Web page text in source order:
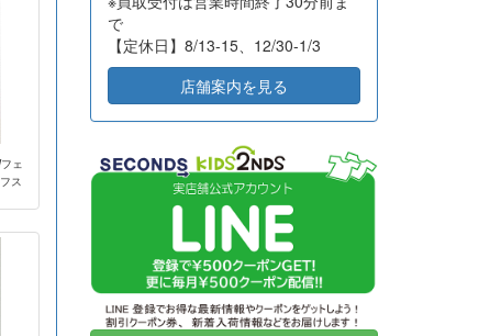
ェ
ス
2026-07-10
2026-07-10 東京都文京区 14 131,700
2026-07-07 東京都江東区 23,600
2026-07-03 大阪府堺市 6,000
20
2026-07-02 横浜市都筑区 12
2026-06-30 高知県高知市 21 12,050
で
【定休日】8/13-15、12/30-1/3
店舗案内を見る